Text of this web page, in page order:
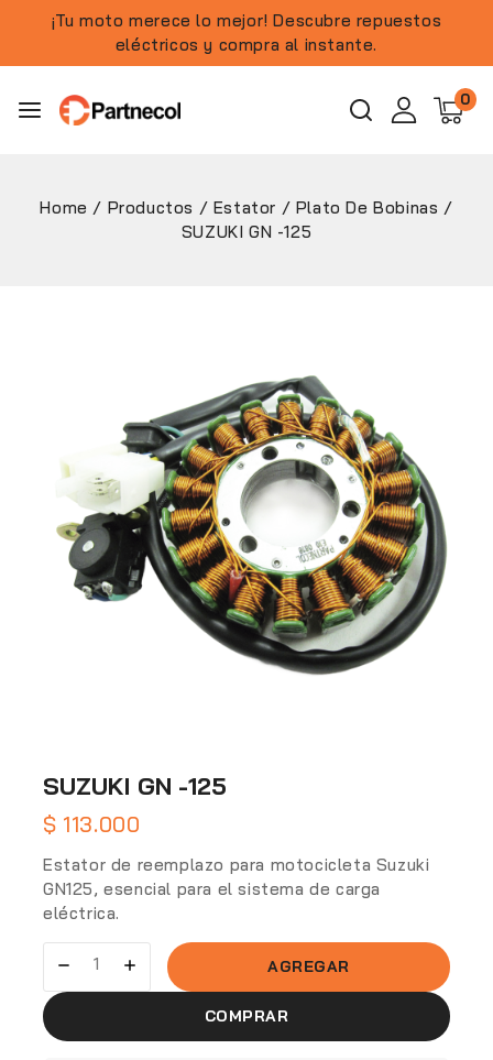
¡Tu moto merece lo mejor! Descubre repuestos
eléctricos y compra al instante.
0
Home / Productos / Estator / Plato De Bobinas /
SUZUKI GN -125
SUZUKI GN -125
$ 113.000
Estator de reemplazo para motocicleta Suzuki
GN125, esencial para el sistema de carga
eléctrica.
AGREGAR
COMPRAR